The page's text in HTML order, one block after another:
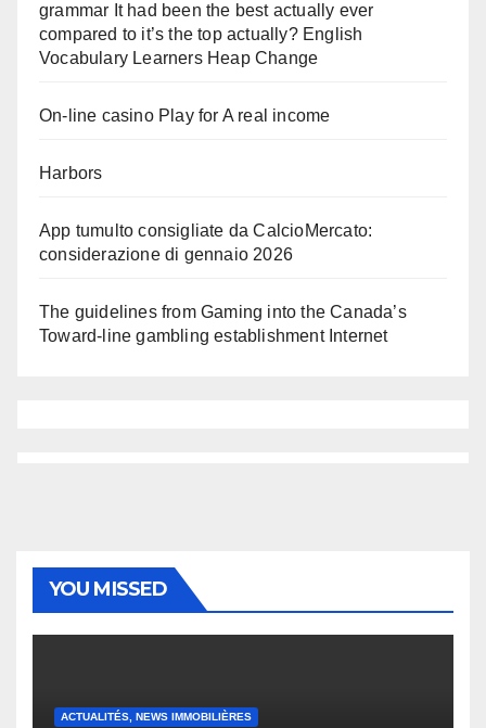
grammar It had been the best actually ever
compared to it’s the top actually? English
Vocabulary Learners Heap Change
On-line casino Play for A real income
Harbors
App tumulto consigliate da CalcioMercato:
considerazione di gennaio 2026
The guidelines from Gaming into the Canada’s
Toward-line gambling establishment Internet
YOU MISSED
ACTUALITÉS, NEWS IMMOBILIÈRES